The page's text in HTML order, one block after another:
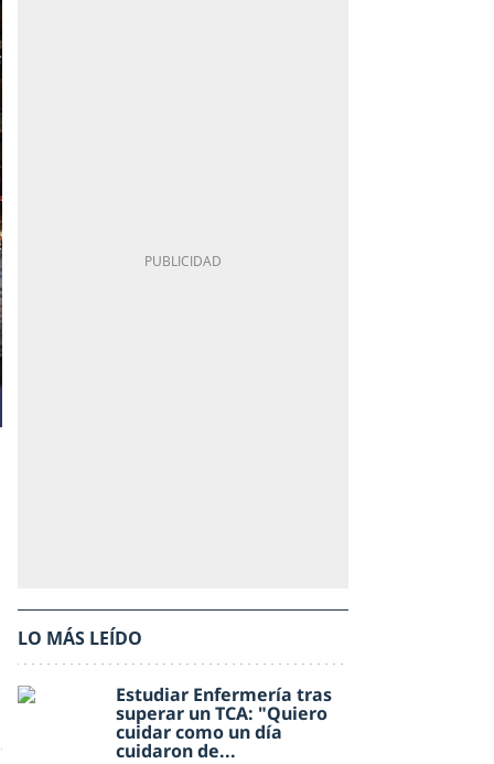
LO MÁS LEÍDO
Estudiar Enfermería tras
superar un TCA: "Quiero
cuidar como un día
cuidaron de...